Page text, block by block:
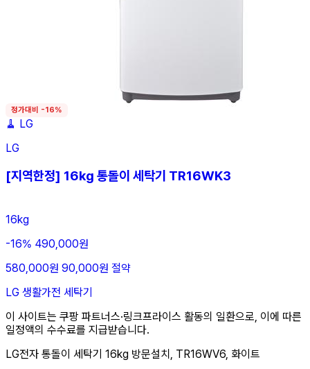
정가대비 -16%
🧹 LG
LG
[지역한정] 16kg 통돌이 세탁기 TR16WK3
16kg
-16% 490,000원
580,000원 90,000원 절약
LG 생활가전 세탁기
이 사이트는 쿠팡 파트너스·링크프라이스 활동의 일환으로, 이에 따른
일정액의 수수료를 지급받습니다.
LG전자 통돌이 세탁기 16kg 방문설치, TR16WV6, 화이트